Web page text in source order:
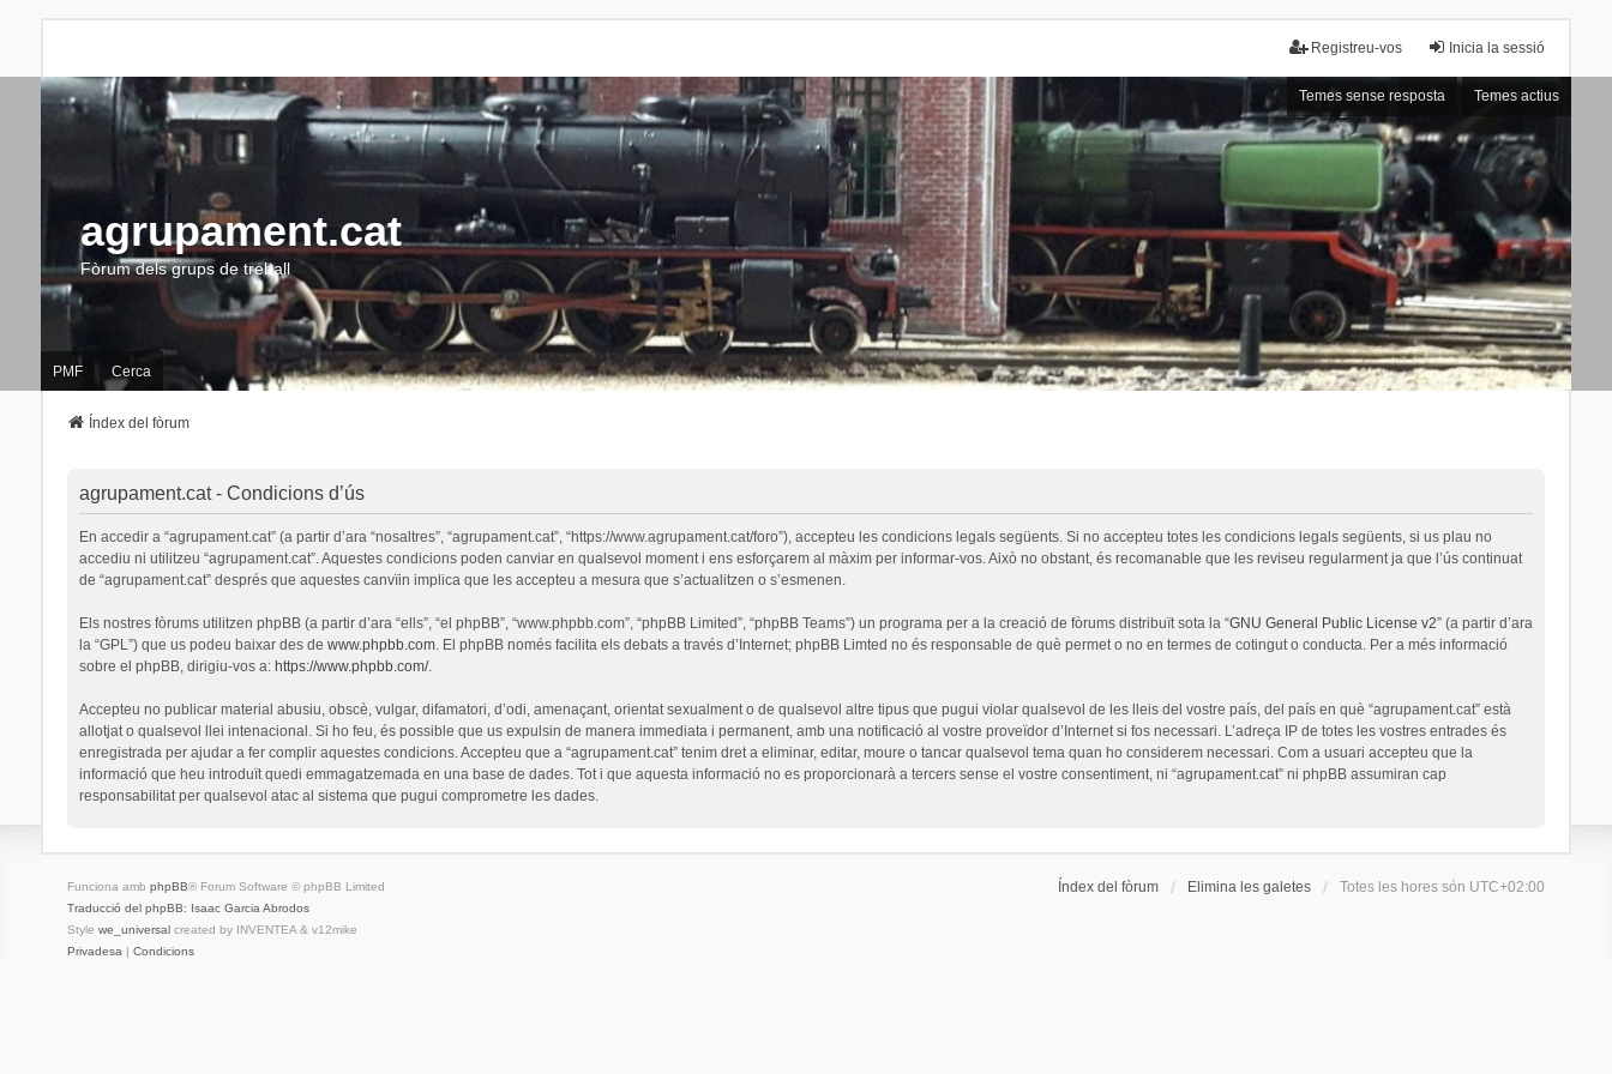
Inicia la sessió
Registreu-vos
Temes sense resposta Temes actius
agrupament.cat
Fòrum dels grups de treball
PMF Cerca
Índex del fòrum
agrupament.cat - Condicions d’ús
En accedir a “agrupament.cat” (a partir d’ara “nosaltres”, “agrupament.cat”, “https://www.agrupament.cat/foro”), accepteu les condicions legals següents. Si no accepteu totes les condicions legals següents, si us plau no
accediu ni utilitzeu “agrupament.cat”. Aquestes condicions poden canviar en qualsevol moment i ens esforçarem al màxim per informar-vos. Això no obstant, és recomanable que les reviseu regularment ja que l’ús continuat
de “agrupament.cat” després que aquestes canvïin implica que les accepteu a mesura que s’actualitzen o s’esmenen.
Els nostres fòrums utilitzen phpBB (a partir d’ara “ells”, “el phpBB”, “www.phpbb.com”, “phpBB Limited”, “phpBB Teams”) un programa per a la creació de fòrums distribuït sota la “GNU General Public License v2” (a partir d’ara
la “GPL”) que us podeu baixar des de www.phpbb.com. El phpBB només facilita els debats a través d’Internet; phpBB Limted no és responsable de què permet o no en termes de cotingut o conducta. Per a més informació
sobre el phpBB, dirigiu-vos a: https://www.phpbb.com/.
Accepteu no publicar material abusiu, obscè, vulgar, difamatori, d’odi, amenaçant, orientat sexualment o de qualsevol altre tipus que pugui violar qualsevol de les lleis del vostre país, del país en què “agrupament.cat” està
allotjat o qualsevol llei intenacional. Si ho feu, és possible que us expulsin de manera immediata i permanent, amb una notificació al vostre proveïdor d’Internet si fos necessari. L’adreça IP de totes les vostres entrades és
enregistrada per ajudar a fer complir aquestes condicions. Accepteu que a “agrupament.cat” tenim dret a eliminar, editar, moure o tancar qualsevol tema quan ho considerem necessari. Com a usuari accepteu que la
informació que heu introduït quedi emmagatzemada en una base de dades. Tot i que aquesta informació no es proporcionarà a tercers sense el vostre consentiment, ni “agrupament.cat” ni phpBB assumiran cap
responsabilitat per qualsevol atac al sistema que pugui comprometre les dades.
Índex del fòrum Elimina les galetes Totes les hores són UTC+02:00
Funciona amb phpBB® Forum Software © phpBB Limited
Traducció del phpBB: Isaac Garcia Abrodos
Style we_universalcreated by INVENTEA & v12mike
Privadesa | Condicions